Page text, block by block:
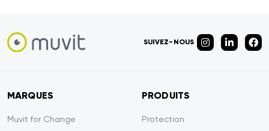
SUIVEZ-NOUS
MARQUES
Muvit for Change
PRODUITS
Protection